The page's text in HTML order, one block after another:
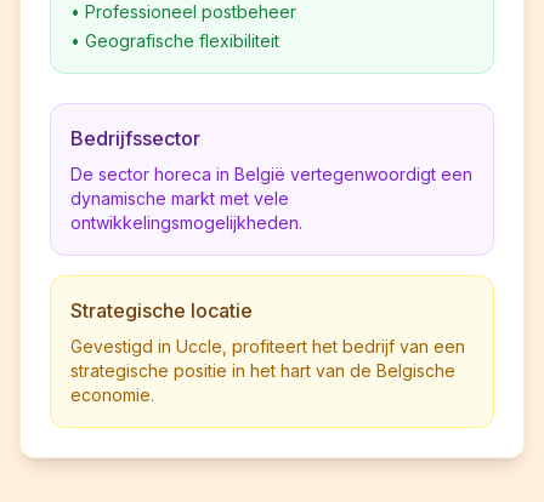
• Professioneel postbeheer
• Geografische flexibiliteit
Bedrijfssector
De sector horeca in België vertegenwoordigt een
dynamische markt met vele
ontwikkelingsmogelijkheden.
Strategische locatie
Gevestigd in Uccle, profiteert het bedrijf van een
strategische positie in het hart van de Belgische
economie.